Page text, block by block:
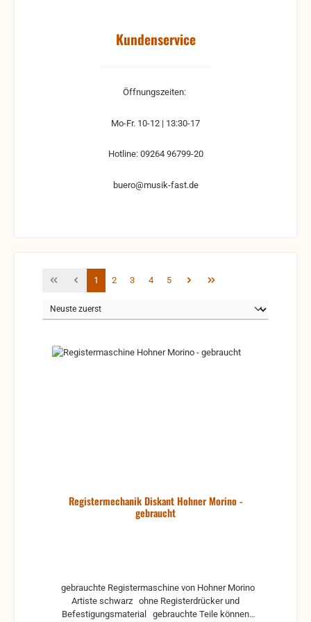
Kundenservice
Öffnungszeiten:
Mo-Fr. 10-12 | 13:30-17
Hotline: 09264 96799-20
buero@musik-fast.de
Seite
1 Seite
2 Seite
3 Seite
4 Seite
5
Registermechanik Diskant Hohner Morino -
gebraucht
Artiste schwarz ohne Registerdrücker und
Befestigungsmaterial gebrauchte Teile können